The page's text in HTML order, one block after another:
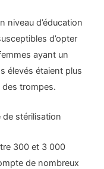
niveau d’éducation
d’opter
ayant un
élevés étaient plus
trompes.
stérilisation
300 et 3 000
de nombreux